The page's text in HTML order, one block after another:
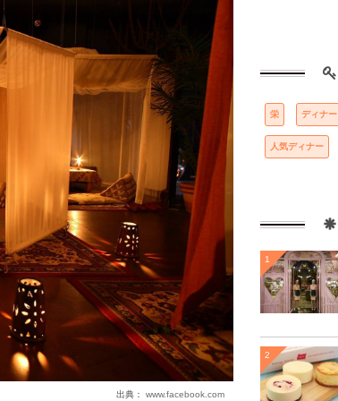
出典： www.facebook.com
栄 ディナー
人気ディナー
1
2